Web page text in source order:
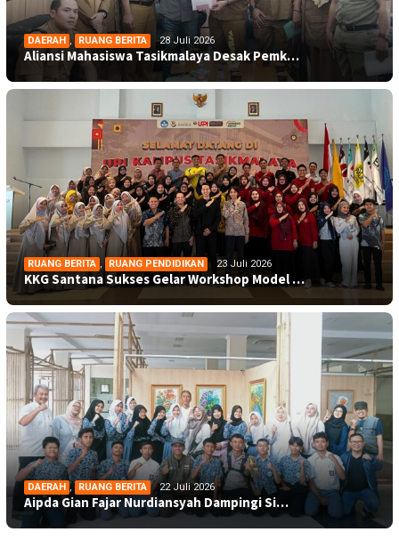
DAERAH , RUANG BERITA 28 Juli 2026
Aliansi Mahasiswa Tasikmalaya Desak Pemk…
RUANG BERITA , RUANG PENDIDIKAN 23 Juli 2026
KKG Santana Sukses Gelar Workshop Model …
DAERAH , RUANG BERITA 22 Juli 2026
Aipda Gian Fajar Nurdiansyah Dampingi Si…